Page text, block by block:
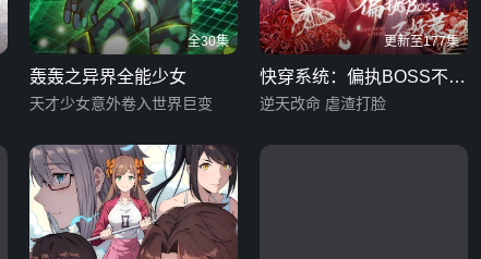
全30集
轰轰之异界全能少女
天才少女意外卷入世界巨变
更新至177集
快穿系统：偏执BOSS不好
惹
逆天改命 虐渣打脸